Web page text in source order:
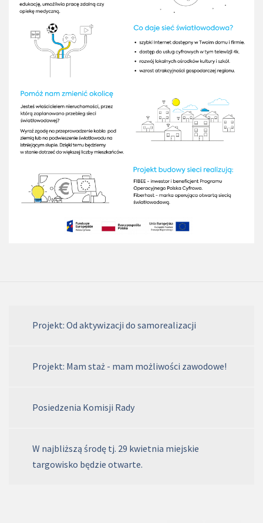
Projekt: Od aktywizacji do samorealizacji
Projekt: Mam staż - mam możliwości zawodowe!
Posiedzenia Komisji Rady
W najbliższą środę tj. 29 kwietnia miejskie
targowisko będzie otwarte.